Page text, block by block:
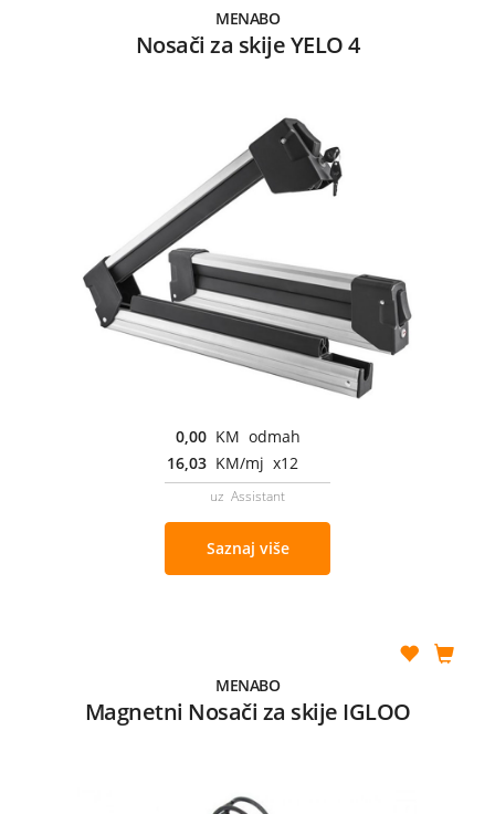
MENABO
Nosači za skije YELO 4
0,00 KM odmah
16,03 KM/mj x12
uz Assistant
Saznaj više
MENABO
Magnetni Nosači za skije IGLOO